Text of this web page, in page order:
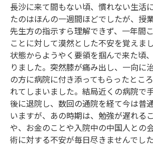
長沙に来て間もない頃、慣れない生活
たのはほんの一週間ほどでしたが、授
先生方の指示すら理解できず、一年間
ことに対して漠然とした不安を覚えま
状態からようやく要領を掴んで来た頃
りました。突然膝が痛み出し、一向に
の方に病院に付き添ってもらったとこ
れてしまいました。結局近くの病院で
後に退院し、数回の通院を経て今は普
いますが、あの時期は、勉強が遅れる
や、お金のことや入院中の中国人との
術に対する不安が毎日尽きませんでした